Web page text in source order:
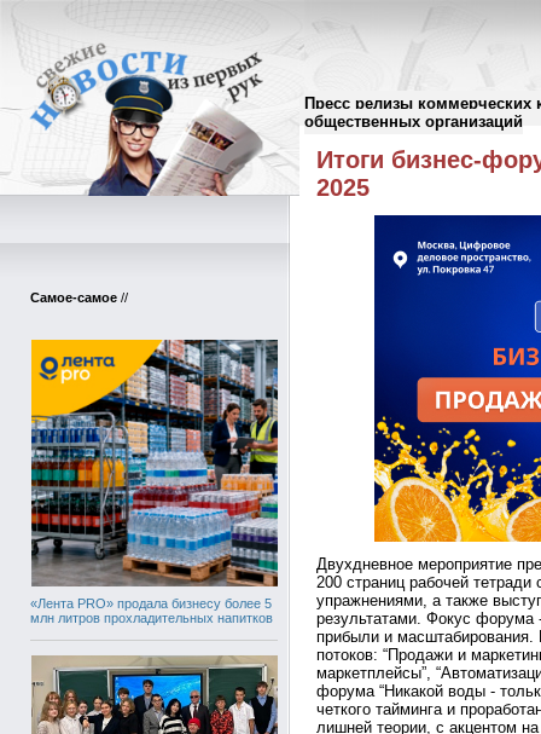
Пресс релизы коммерческих
общественных организаций
Самое-самое //
«Лента PRO» продала бизнесу более 5
млн литров прохладительных напитков
Пресс-релизы//
Итоги бизнес-
2025
Двухдневное мероприятие
200 страниц рабочей
упражнениями, а также
результатами. Фокус
прибыли и
потоков: “Продажи и
маркетплейсы”,
форума “Никакой воды -
четкого тайминга и
лишней теории, с акцентом